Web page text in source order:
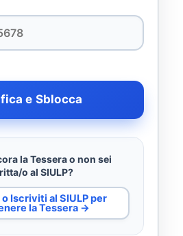
e Sblocca
la Tessera o non sei
o al SIULP?
Iscriviti al SIULP per
la Tessera →